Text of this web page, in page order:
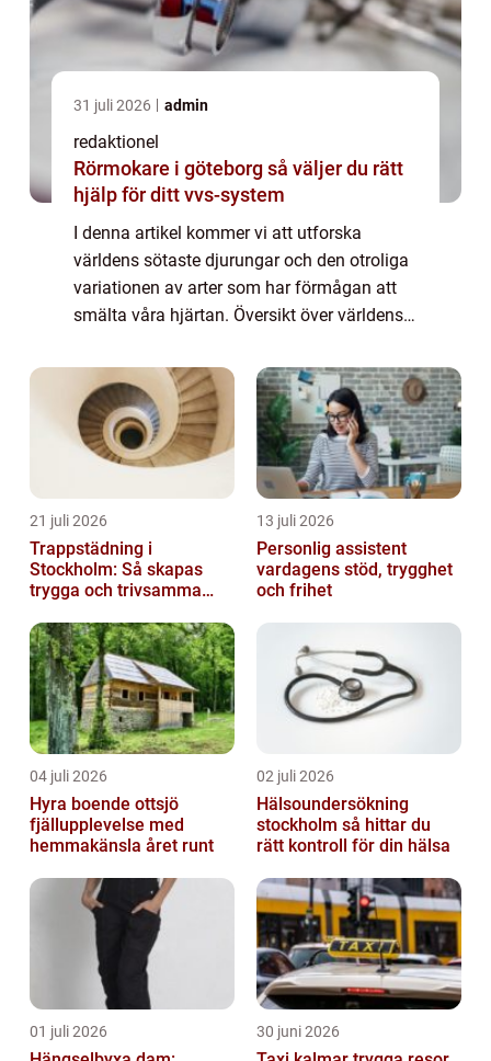
31 juli 2026 admin
redaktionel
Rörmokare i göteborg så väljer du rätt
hjälp för ditt vvs-system
I denna artikel kommer vi att utforska
världens sötaste djurungar och den otroliga
variationen av arter som har förmågan att
smälta våra hjärtan. Översikt över världens
definition av vilka djurungar som är...
21 juli 2026
Trappstädning i
Stockholm: Så skapas
trygga och trivsamma
13 juli 2026
Personlig assistent
vardagens stöd, trygghet
och frihet
04 juli 2026
Hyra boende ottsjö
fjällupplevelse med
hemmakänsla året runt
02 juli 2026
Hälsoundersökning
stockholm så hittar du
rätt kontroll för din hälsa
01 juli 2026 30 juni 2026